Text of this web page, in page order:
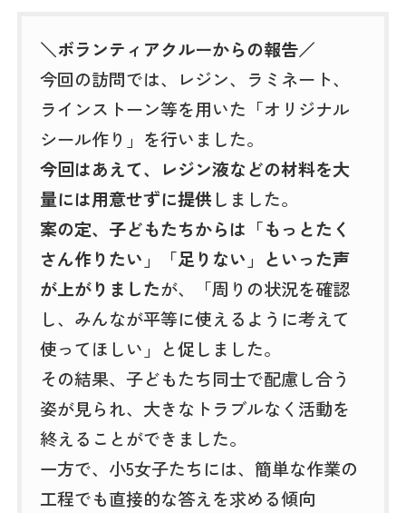
＼ボランティアクルーからの報告／
今回の訪問では、レジン、ラミネート、
ラインストーン等を用いた「オリジナル
シール作り」を行いました。
今回はあえて、レジン液などの材料を大
量には用意せずに提供 しました。
案の定、子どもたちからは「もっとたく
さん作りたい」「足りない」といった声
が上がりましたが、「周りの状況を確認
し、みんなが平等に使えるように考えて
使ってほしい」と促しました。
その結果、子どもたち同士で配慮し合う
姿が見られ、大きなトラブルなく活動を
終えることができました。
一方で、小5女子たちには、簡単な作業の
工程でも直接的な答えを求める傾向